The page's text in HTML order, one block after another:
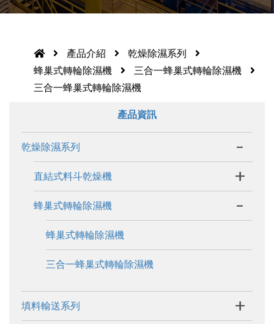
產品介紹
乾燥除濕系列
蜂巢式轉輪除濕機
三合一蜂巢式轉輪除濕機
三合一蜂巢式轉輪除濕機
產品資訊
乾燥除濕系列
直結式料斗乾燥機 +
蜂巢式轉輪除濕機
蜂巢式轉輪除濕機
三合一蜂巢式轉輪除濕機
-
-
填料輸送系列 +